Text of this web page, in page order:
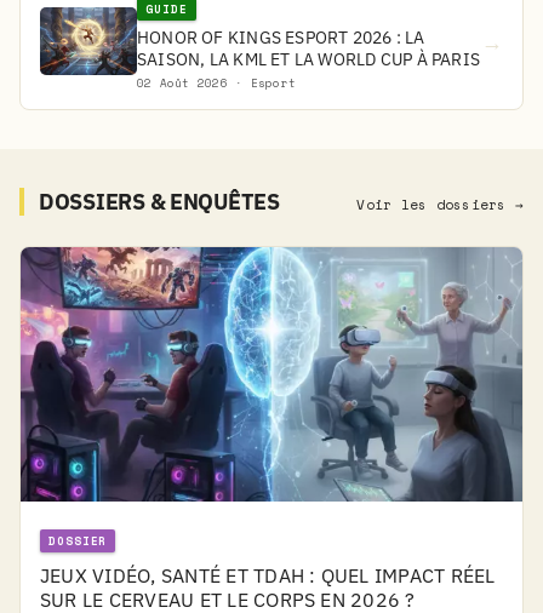
GUIDE
HONOR OF KINGS ESPORT 2026 : LA
SAISON, LA KML ET LA WORLD CUP À PARIS
02 Août 2026 · Esport
→
DOSSIERS & ENQUÊTES Voir les dossiers →
DOSSIER
JEUX VIDÉO, SANTÉ ET TDAH : QUEL IMPACT RÉEL
SUR LE CERVEAU ET LE CORPS EN 2026 ?